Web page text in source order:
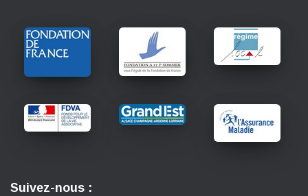
Suivez-nous :